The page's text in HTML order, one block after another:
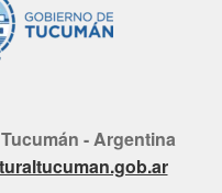
- Argentina